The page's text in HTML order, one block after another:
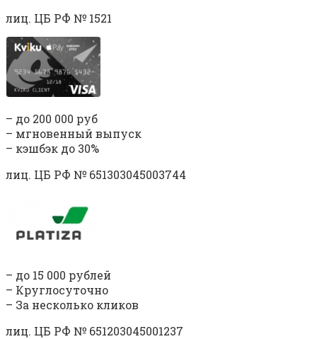
лиц. ЦБ РФ № 1521
– до 200 000 руб
– мгновенный выпуск
– кэшбэк до 30%
лиц. ЦБ РФ № 651303045003744
– до 15 000 рублей
– Круглосуточно
– За несколько кликов
лиц. ЦБ РФ № 651203045001237